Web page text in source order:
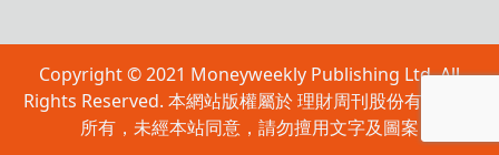
Copyright © 2021 Moneyweekly Publishing Ltd. All
Rights Reserved. 本網站版權屬於 理財周刊股份有限公司
所有，未經本站同意，請勿擅用文字及圖案